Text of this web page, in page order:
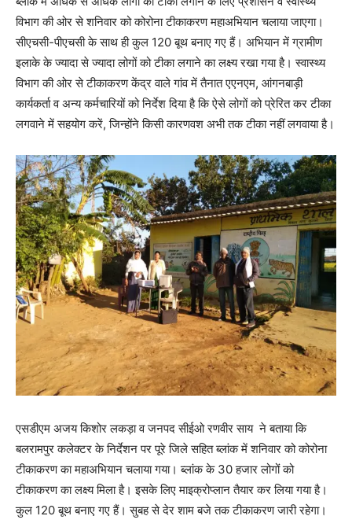
विभाग की ओर से शनिवार को कोरोना टीकाकरण महाअभियान चलाया जाएगा।
सीएचसी-पीएचसी के साथ ही कुल 120 बूथ बनाए गए हैं। अभियान में ग्रामीण
इलाके के ज्यादा से ज्यादा लोगों को टीका लगाने का लक्ष्य रखा गया है। स्वास्थ्य
विभाग की ओर से टीकाकरण केंद्र वाले गांव में तैनात एएनएम, आंगनबाड़ी
कार्यकर्ता व अन्य कर्मचारियों को निर्देश दिया है कि ऐसे लोगों को प्रेरित कर टीका
लगवाने में सहयोग करें, जिन्होंने किसी कारणवश अभी तक टीका नहीं लगवाया है।
एसडीएम अजय किशोर लकड़ा व जनपद सीईओ रणवीर साय ने बताया कि
बलरामपुर कलेक्टर के निर्देशन पर पूरे जिले सहित ब्लांक में शनिवार को कोरोना
टीकाकरण का महाअभियान चलाया गया। ब्लांक के 30 हजार लोगों को
टीकाकरण का लक्ष्य मिला है। इसके लिए माइक्रोप्लान तैयार कर लिया गया है।
कुल 120 बूथ बनाए गए हैं। सुबह से देर शाम बजे तक टीकाकरण जारी रहेगा।